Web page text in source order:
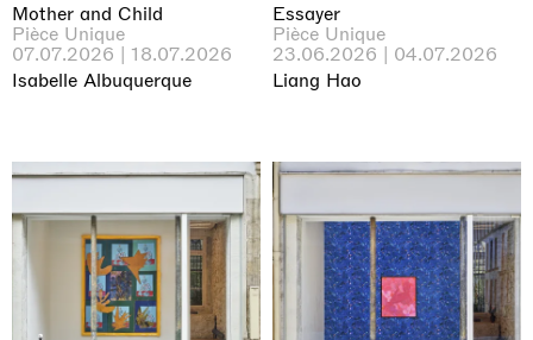
Mother and Child
Pièce Unique
07.07.2026 | 18.07.2026
Isabelle Albuquerque
Essayer
Pièce Unique
23.06.2026 | 04.07.2026
Liang Hao